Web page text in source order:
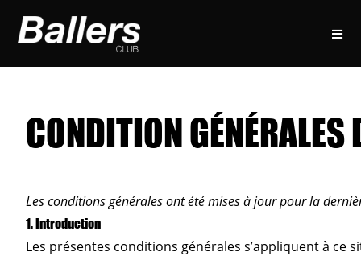
CONDITION GÉNÉRALES
Les conditions générales ont été mises à jour pour la
1. Introduction
Les présentes conditions générales s’appliquent à